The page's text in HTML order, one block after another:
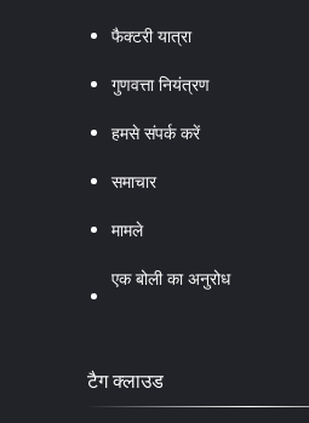
फैक्टरी यात्रा
गुणवत्ता नियंत्रण
हमसे संपर्क करें
समाचार
मामले
एक बोली का अनुरोध
टैग क्लाउड